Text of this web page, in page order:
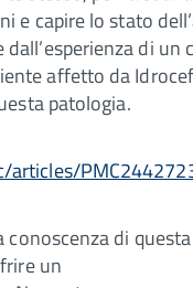
e capire lo stato
di
affetto da
patologia.
articles/
di
un